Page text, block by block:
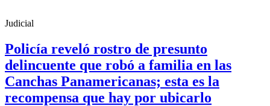
Judicial
Policía reveló rostro de presunto
delincuente que robó a familia en las
Canchas Panamericanas; esta es la
recompensa que hay por ubicarlo